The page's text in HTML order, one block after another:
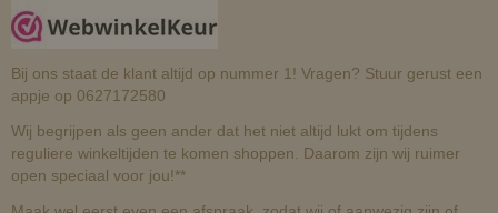
Bij ons staat de klant altijd op nummer 1! Vragen? Stuur gerust een
appje op 0627172580
Wij begrijpen als geen ander dat het niet altijd lukt om tijdens
reguliere winkeltijden te komen shoppen. Daarom zijn wij ruimer
open speciaal voor jou!**